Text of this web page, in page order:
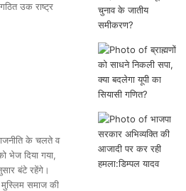
उक राष्ट्र
के चलते व
भेज दिया गया,
बंटे रहेंगे।
समाज की